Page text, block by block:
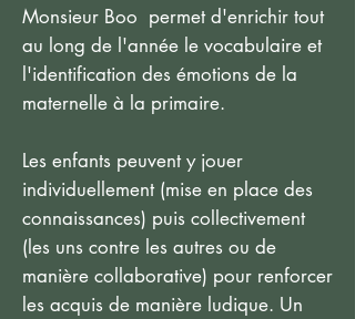
Monsieur Boo permet d'enrichir tout
au long de l'année le vocabulaire et
l'identification des émotions de la
maternelle à la primaire.
Les enfants peuvent y jouer
individuellement (mise en place des
connaissances) puis collectivement
(les uns contre les autres ou de
manière collaborative) pour renforcer
les acquis de manière ludique. Un